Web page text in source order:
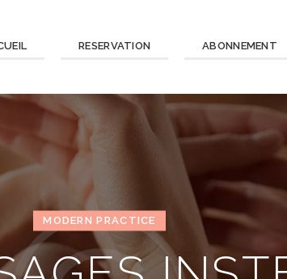
RESERVATION ABONNEMENT
MODERN PRACTICE